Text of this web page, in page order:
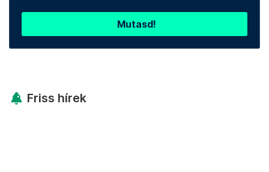
Mutasd!
Friss hírek